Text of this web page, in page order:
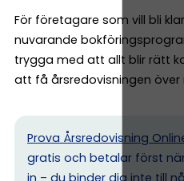
För företagare som vill bli
nuvarande
trygga med att allt blir rätt
att få årsredovisningen över
Prova Årsredovisning
gratis och betalar först
in – du binder dig inte till